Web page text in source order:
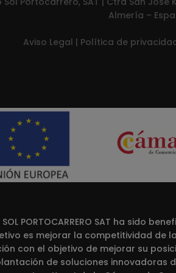
Almería –
Aviso Legal | Política de
SOL PORTOCARRERO SAT ha sido
es mejorar la competitividad de
con el objetivo de mejorar su
de soluciones innovadoras